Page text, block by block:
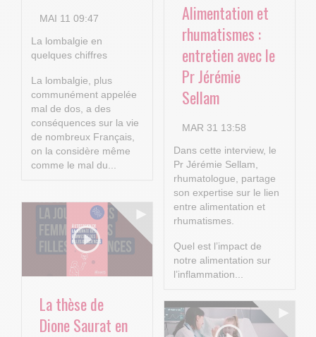
MAI 11 09:47
La lombalgie en
quelques chiffres
La lombalgie, plus
communément appelée
mal de dos, a des
conséquences sur la vie
de nombreux Français,
on la considère même
comme le mal du...
Alimentation et
rhumatismes :
entretien avec le
Pr Jérémie
Sellam
MAR 31 13:58
Dans cette interview, le
Pr Jérémie Sellam,
rhumatologue, partage
son expertise sur le lien
entre alimentation et
rhumatismes.
Quel est l’impact de
notre alimentation sur
l’inflammation...
La thèse de
Dione Saurat en